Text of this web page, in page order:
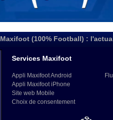
Maxifoot (100% Football) :
Services Maxifoot
Appli Maxifoot Android
Appli Maxifoot iPhone
Site web Mobile
Choix de consentement